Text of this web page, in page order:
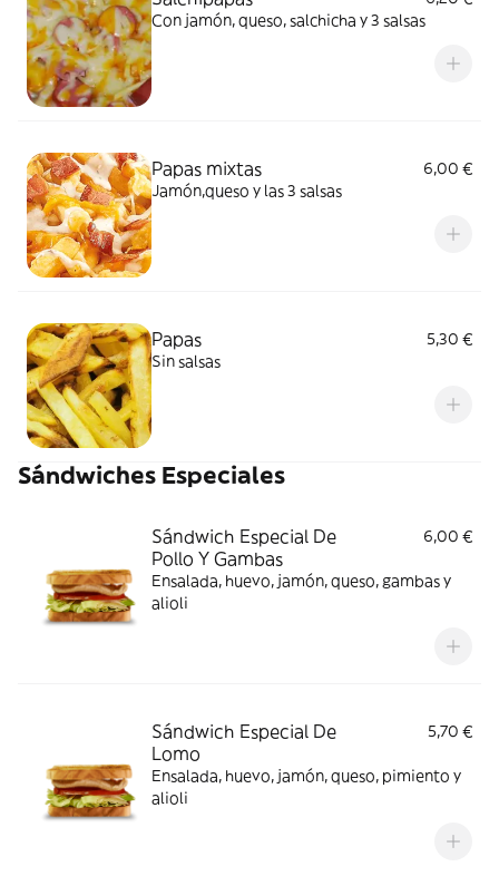
Con jamón, queso, salchicha y 3 salsas
Papas mixtas
6,00 €
Jamón,queso y las 3 salsas
Papas
5,30 €
Sin salsas
Sándwiches Especiales
Sándwich Especial De
Pollo Y Gambas
6,00 €
Ensalada, huevo, jamón, queso, gambas y
alioli
Sándwich Especial De
Lomo
5,70 €
Ensalada, huevo, jamón, queso, pimiento y
alioli